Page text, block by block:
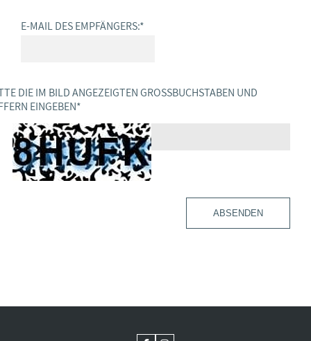
E-MAIL DES EMPFÄNGERS:*
DIE IM BILD ANGEZEIGTEN GROSSBUCHSTABEN UND Z
EINGEBEN *
ABSENDEN